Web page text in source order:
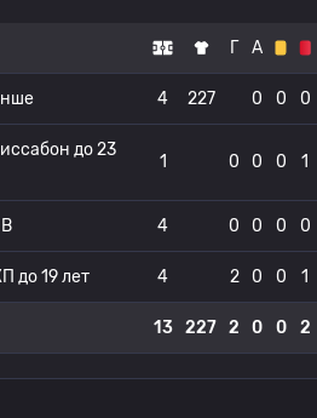
Г А
4 227 0 0 0
до 23
1 0 0 0 1
4 0 0 0 0
до 19 лет 4 2 0 0 1
13 227 2 0 0 2